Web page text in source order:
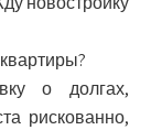
о долгах,
рискованно,